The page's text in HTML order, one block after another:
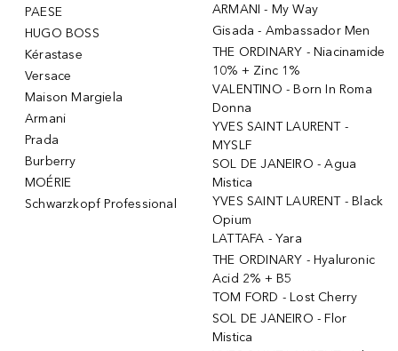
PAESE
HUGO BOSS
Kérastase
Versace
Maison Margiela
Armani
Prada
Burberry
MOÉRIE
Schwarzkopf Professional
ARMANI - My Way
Gisada - Ambassador Men
THE ORDINARY - Niacinamide
10% + Zinc 1%
VALENTINO - Born In Roma
Donna
YVES SAINT LAURENT -
MYSLF
SOL DE JANEIRO - Agua
Mistica
YVES SAINT LAURENT - Black
Opium
LATTAFA - Yara
THE ORDINARY - Hyaluronic
Acid 2% + B5
TOM FORD - Lost Cherry
SOL DE JANEIRO - Flor
Mistica